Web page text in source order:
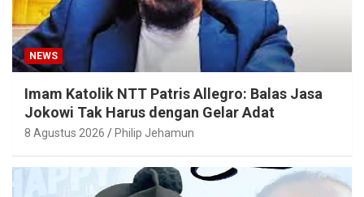
NEWS
Imam Katolik NTT Patris Allegro: Balas Jasa
Jokowi Tak Harus dengan Gelar Adat
8 Agustus 2026 Philip Jehamun